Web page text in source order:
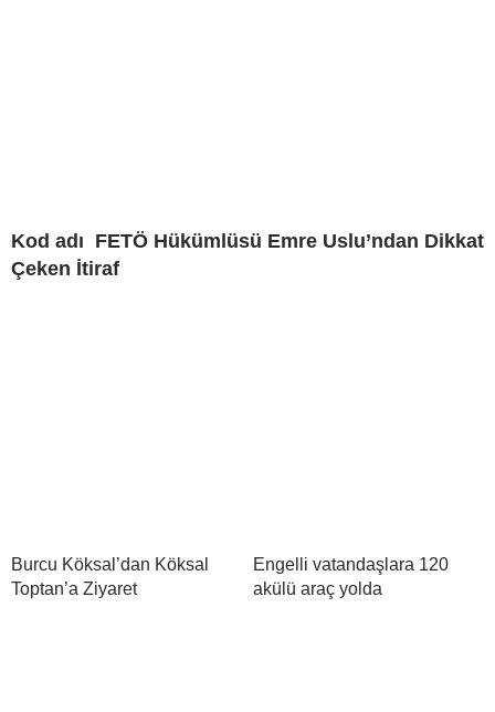
Kod adı FETÖ Hükümlüsü Emre Uslu’ndan Dikkat
Çeken İtiraf
Burcu Köksal’dan Köksal
Toptan’a Ziyaret
Engelli vatandaşlara 120
akülü araç yolda